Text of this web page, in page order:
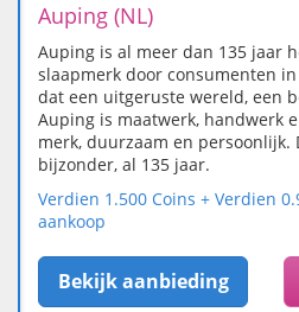
Auping (NL)
Auping is al meer dan 135 jaar
slaapmerk door consumenten
dat een uitgeruste wereld, een
Auping is maatwerk, handwerk
merk, duurzaam en persoonlijk.
bijzonder, al 135 jaar.
Verdien 1.500 Coins + Verdien
aankoop
Bekijk aanbieding